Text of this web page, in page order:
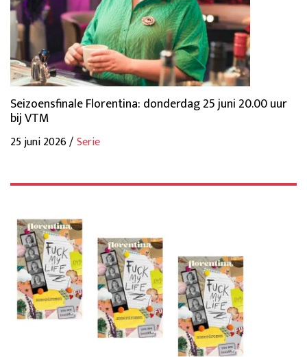
Seizoensfinale Florentina: donderdag 25 juni 20.00 uur
bij VTM
25 juni 2026 /Serie